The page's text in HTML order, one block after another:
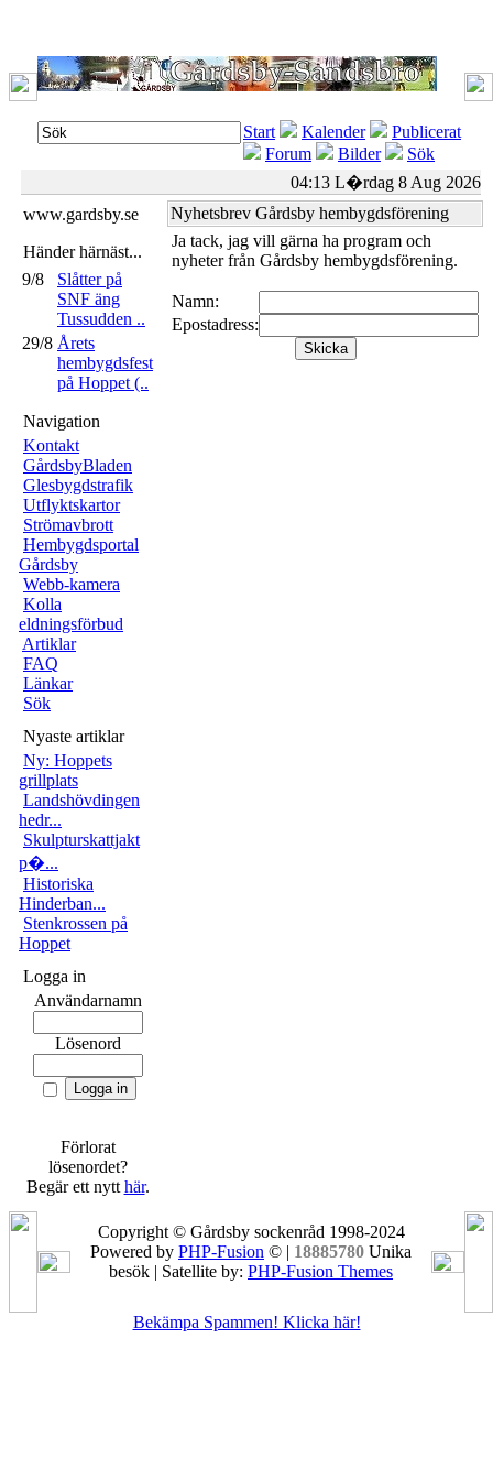
Start Kalender
Publicerat
Forum
Bilder
Sök
04:13 L�rdag 8 Aug 2026
www.gardsby.se
Händer härnäst...
9/8
Slåtter på
SNF äng
Tussudden ..
29/8 Årets
hembygdsfest
på Hoppet (..
Navigation
Kontakt
GårdsbyBladen
Glesbygdstrafik
Utflyktskartor
Strömavbrott
Hembygdsportal
Gårdsby
Webb-kamera
Kolla
eldningsförbud
Artiklar
FAQ
Länkar
Sök
Nyaste artiklar
Ny: Hoppets
grillplats
Landshövdingen
hedr...
Skulpturskattjakt
p�...
Historiska
Hinderban...
Stenkrossen på
Hoppet
Logga in
Användarnamn
Lösenord
Förlorat
lösenordet?
Begär ett nytt här.
Nyhetsbrev Gårdsby hembygdsförening
Ja tack, jag vill gärna ha program och
nyheter från Gårdsby hembygdsförening.
Namn:
Epostadress:
Copyright © Gårdsby sockenråd 1998-2024
Powered by PHP-Fusion © | 18885780 Unika
besök | Satellite by: PHP-Fusion Themes
Bekämpa Spammen! Klicka här!